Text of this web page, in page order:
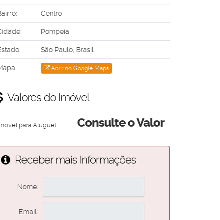
Centro
Pompéia
São Paulo, Brasil
Abrir no Google Maps
Valores do Imóvel
Consulte o Valor
para Aluguel
Receber mais Informações
Nome:
Email: